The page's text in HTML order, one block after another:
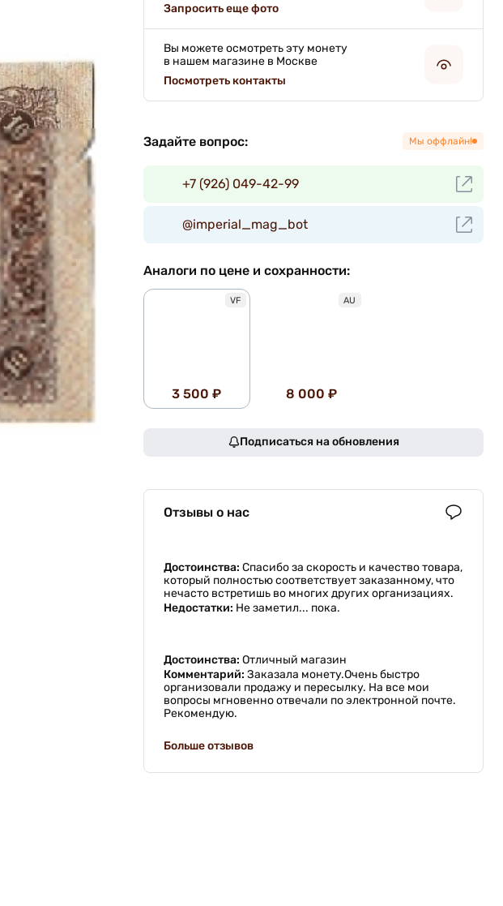
Запросить еще фото
Вы можете осмотреть эту монету
в нашем магазине в Москве
Посмотреть контакты
Задайте вопрос: Мы оффлайн!
+7 (926) 049-42-99
@imperial_mag_bot
Аналоги по цене и сохранности:
VF
3 500 ₽
AU
8 000 ₽
Подписаться на обновления
Отзывы о нас
Достоинства: Спасибо за скорость и качество товара,
который полностью соответствует заказанному, что
нечасто встретишь во многих других организациях.
Недостатки: Не заметил... пока.
Достоинства: Отличный магазин
Комментарий: Заказала монету.Очень быстро
организовали продажу и пересылку. На все мои
вопросы мгновенно отвечали по электронной почте.
Рекомендую.
Больше отзывов